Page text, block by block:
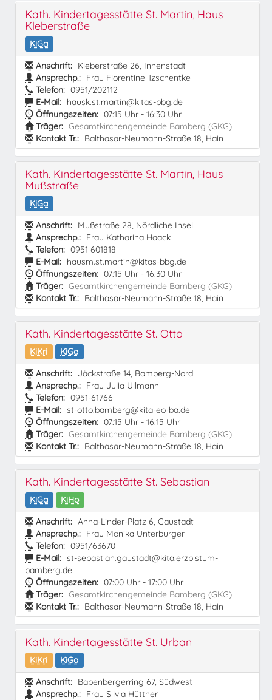
Kath. Kindertagesstätte St. Martin, Haus
Kleberstraße
KiGa
Anschrift: Kleberstraße 26, Innenstadt
Ansprechp.: Frau Florentine Tzschentke
Telefon: 0951/202112
E-Mail: hausk.st.martin@kitas-bbg.de
Öffnungszeiten: 07:15 Uhr - 16:30 Uhr
Träger: Gesamtkirchengemeinde Bamberg (GKG)
Kontakt Tr.: Balthasar-Neumann-Straße 18, Hain
Kath. Kindertagesstätte St. Martin, Haus
Mußstraße
KiGa
Anschrift: Mußstraße 28, Nördliche Insel
Ansprechp.: Frau Katharina Haack
Telefon: 0951 601818
E-Mail: hausm.st.martin@kitas-bbg.de
Öffnungszeiten: 07:15 Uhr - 16:30 Uhr
Träger: Gesamtkirchengemeinde Bamberg (GKG)
Kontakt Tr.: Balthasar-Neumann-Straße 18, Hain
Kath. Kindertagesstätte St. Otto
KiKri
KiGa
Anschrift: Jäckstraße 14, Bamberg-Nord
Ansprechp.: Frau Julia Ullmann
Telefon: 0951-61766
E-Mail: st-otto.bamberg@kita-eo-ba.de
Öffnungszeiten: 07:15 Uhr - 16:15 Uhr
Träger: Gesamtkirchengemeinde Bamberg (GKG)
Kontakt Tr.: Balthasar-Neumann-Straße 18, Hain
Kath. Kindertagesstätte St. Sebastian
KiGa
KiHo
Anschrift: Anna-Linder-Platz 6, Gaustadt
Ansprechp.: Frau Monika Unterburger
Telefon: 0951/63670
E-Mail: st-sebastian.gaustadt@kita.erzbistum-
bamberg.de
Öffnungszeiten: 07:00 Uhr - 17:00 Uhr
Träger: Gesamtkirchengemeinde Bamberg (GKG)
Kontakt Tr.: Balthasar-Neumann-Straße 18, Hain
Kath. Kindertagesstätte St. Urban
KiKri
KiGa
Anschrift: Babenbergerring 67, Südwest
Ansprechp.: Frau Silvia Hüttner